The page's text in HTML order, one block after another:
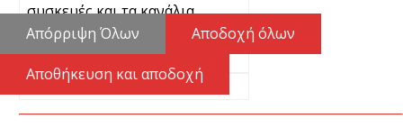
συσκευές και τα κανάλια
μάρκετινγκ.
Μόνιμα
Pixel
Απόρριψη Όλων Αποδοχή όλων
Αποθήκευση και αποδοχή